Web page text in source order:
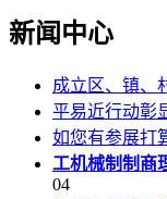
新闻中心
成立区、镇、
平易近行动彰
如您有参展打
工机械制制商
04